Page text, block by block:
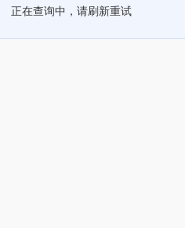
正在查询中，请刷新重试